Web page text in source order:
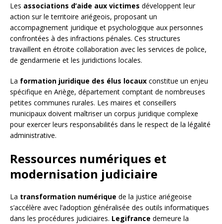
Les associations d’aide aux victimes développent leur
action sur le territoire ariégeois, proposant un
accompagnement juridique et psychologique aux personnes
confrontées à des infractions pénales. Ces structures
travaillent en étroite collaboration avec les services de police,
de gendarmerie et les juridictions locales.
La formation juridique des élus locaux constitue un enjeu
spécifique en Ariège, département comptant de nombreuses
petites communes rurales. Les maires et conseillers
municipaux doivent maîtriser un corpus juridique complexe
pour exercer leurs responsabilités dans le respect de la légalité
administrative.
Ressources numériques et
modernisation judiciaire
La transformation numérique de la justice ariégeoise
s’accélère avec l’adoption généralisée des outils informatiques
dans les procédures judiciaires. Legifrance demeure la